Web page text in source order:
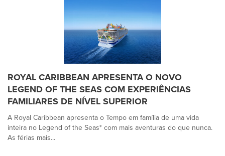
ROYAL CARIBBEAN APRESENTA O NOVO
LEGEND OF THE SEAS COM EXPERIÊNCIAS
FAMILIARES DE NÍVEL SUPERIOR
A Royal Caribbean apresenta o Tempo em família de uma vida
inteira no Legend of the Seas* com mais aventuras do que nunca.
As férias mais...